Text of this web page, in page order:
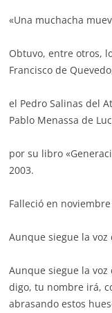
«Una muchacha
Obtuvo, entre otros,
Francisco de
el Pedro Salinas del
Pablo Menassa de
por su libro
2003.
Falleció en
Aunque siegue la
Aunque siegue la
digo, tu nombre irá,
abrasando estos